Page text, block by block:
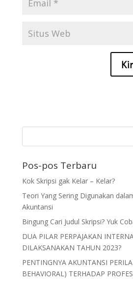
Pos-pos Terbaru
Kok Skripsi gak Kelar – Kelar?
Teori Yang Sering Digunakan
Akuntansi
Bingung Cari Judul Skripsi? Yuk
DUA PILAR PERPAJAKAN
DILAKSANAKAN TAHUN 2023?
PENTINGNYA AKUNTANSI
BEHAVIORAL) TERHADAP